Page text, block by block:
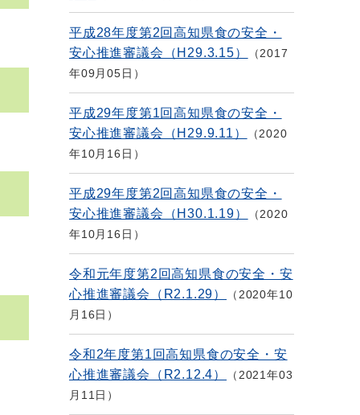
平成28年度第2回高知県食の安全・
安心推進審議会（H29.3.15）
2017
年09月05日
平成29年度第1回高知県食の安全・
安心推進審議会（H29.9.11）
2020
年10月16日
平成29年度第2回高知県食の安全・
安心推進審議会（H30.1.19）
2020
年10月16日
令和元年度第2回高知県食の安全・安
心推進審議会（R2.1.29）
2020年10
月16日
令和2年度第1回高知県食の安全・安
心推進審議会（R2.12.4）
2021年03
月11日